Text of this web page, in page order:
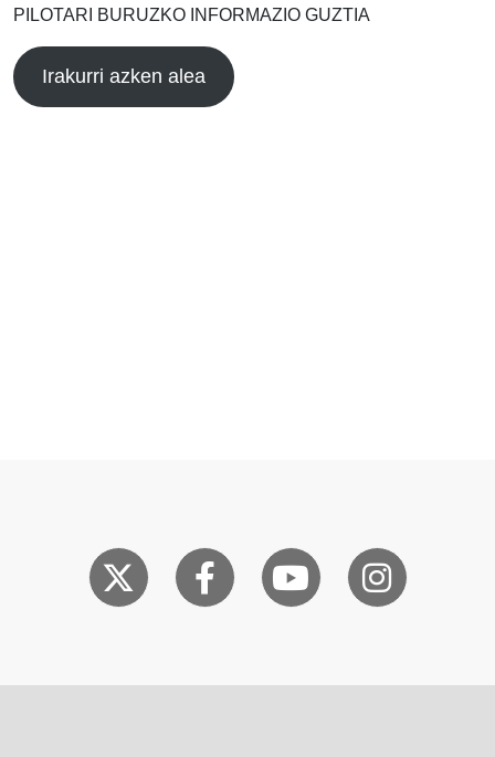
PILOTARI BURUZKO INFORMAZIO GUZTIA
Irakurri azken alea